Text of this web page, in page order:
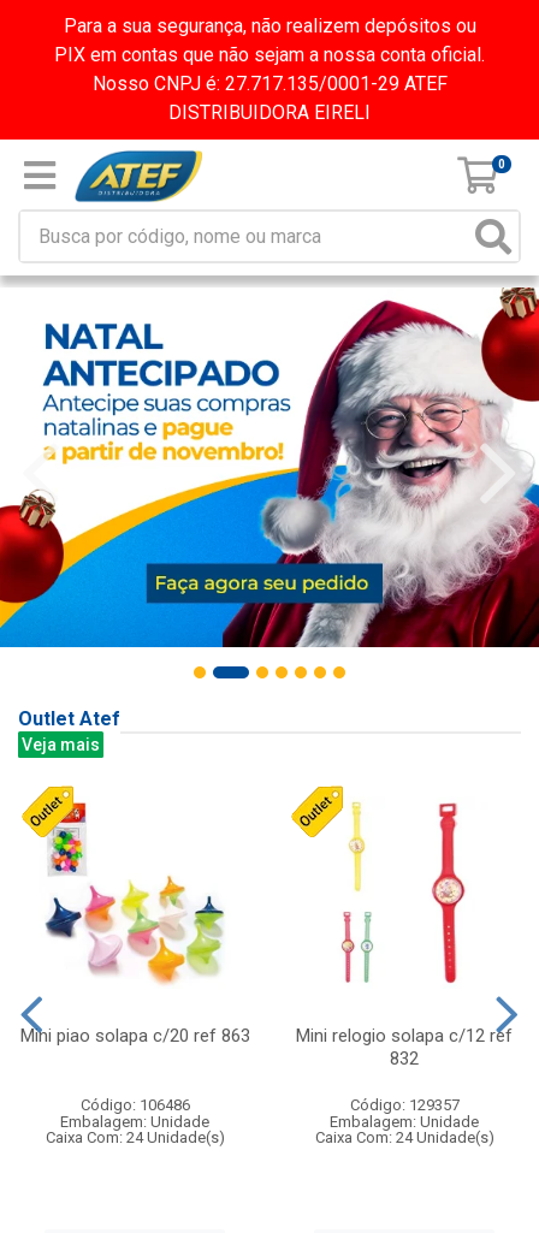
Para a sua segurança, não realizem depósitos ou
PIX em contas que não sejam a nossa conta oficial.
Nosso CNPJ é: 27.717.135/0001-29 ATEF
DISTRIBUIDORA EIRELI
0
Outlet Atef
Veja mais
Mini piao solapa c/20 ref 863
Código: 106486
Embalagem: Unidade
Caixa Com: 24 Unidade(s)
Mini relogio solapa c/12 ref
832
Código: 129357
Embalagem: Unidade
Caixa Com: 24 Unidade(s)